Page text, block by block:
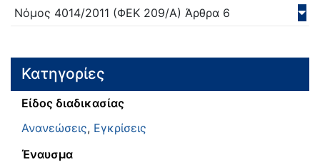
Νόμος 4014/2011 (ΦΕΚ 209/Α) Άρθρα 6
Κατηγορίες
Είδος διαδικασίας
Ανανεώσεις, Εγκρίσεις
Έναυσμα